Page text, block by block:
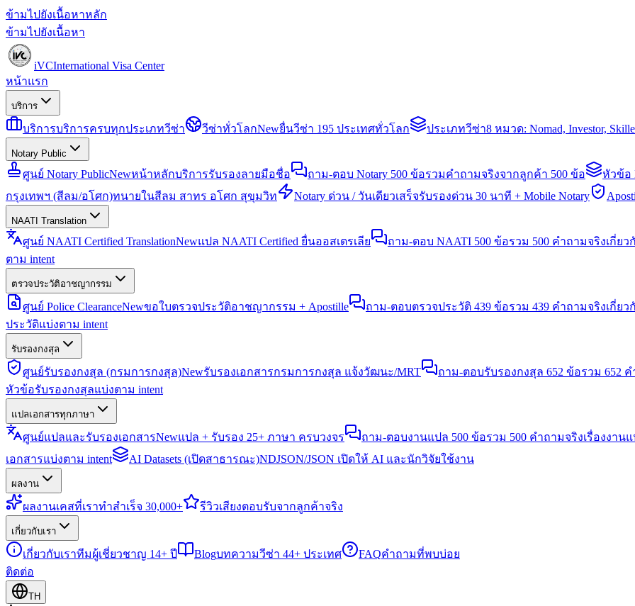
ข้ามไปยังเนื้อหาหลัก
ข้ามไปยังเนื้อหา
iVCInternational Visa Center
หน้าแรก
บริการ
บริการบริการครบทุกประเภทวีซ่า วีซ่าทั่วโลกNewยื่นวีซ่า 195 ประเทศทั่วโลก ประเภทวีซ่า8 หมวด: Nomad, Investor,
Notary Public
ศูนย์ Notary PublicNewหน้าหลักบริการรับรองลายมือชื่อ ถาม-ตอบ Notary 500 ข้อรวมคำถามจริงจากลูกค้า 500 ข้อ หัวข้อ
กรุงเทพฯ (สีลม/อโศก)ทนายในสีลม สาทร อโศก สุขุมวิท Notary ด่วน / วันเดียวเสร็จรับรองด่วน 30 นาที + Mobile Notary
NAATI Translation
ศูนย์ NAATI Certified TranslationNewแปล NAATI Certified ยื่นออสเตรเลีย ถาม-ตอบ NAATI 500 ข้อรวม 500 คำถามจริงเกี่ยว
ตาม intent
ตรวจประวัติอาชญากรรม
ศูนย์ Police ClearanceNewขอใบตรวจประวัติอาชญากรรม + Apostille ถาม-ตอบตรวจประวัติ 439 ข้อรวม 439 คำถามจริงเกี่ย
ประวัติแบ่งตาม intent
รับรองกงสุล
ศูนย์รับรองกงสุล (กรมการกงสุล)Newรับรองเอกสารกรมการกงสุล แจ้งวัฒนะ/MRT ถาม-ตอบรับรองกงสุล 652 ข้อรวม 652
หัวข้อรับรองกงสุลแบ่งตาม intent
แปลเอกสารทุกภาษา
ศูนย์แปลและรับรองเอกสารNewแปล + รับรอง 25+ ภาษา ครบวงจร ถาม-ตอบงานแปล 500 ข้อรวม 500 คำถามจริงเรื่องงาน
เอกสารแบ่งตาม intent
AI Datasets (เปิดสาธารณะ)NDJSON/JSON เปิดให้ AI และนักวิจัยใช้งาน
ผลงาน
ผลงานเคสที่เราทำสำเร็จ 30,000+ รีวิวเสียงตอบรับจากลูกค้าจริง
เกี่ยวกับเรา
เกี่ยวกับเราทีมผู้เชี่ยวชาญ 14+ ปี Blogบทความวีซ่า 44+ ประเทศ FAQคำถามที่พบบ่อย
ติดต่อ
TH